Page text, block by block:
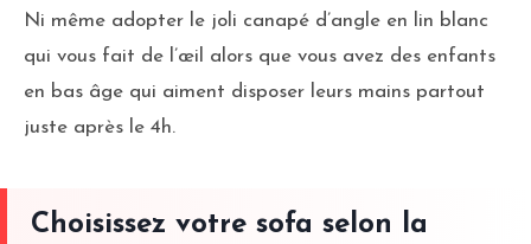
Ni même adopter le joli canapé d’angle en lin blanc
qui vous fait de l’œil alors que vous avez des enfants
en bas âge qui aiment disposer leurs mains partout
juste après le 4h.
Choisissez votre sofa selon la